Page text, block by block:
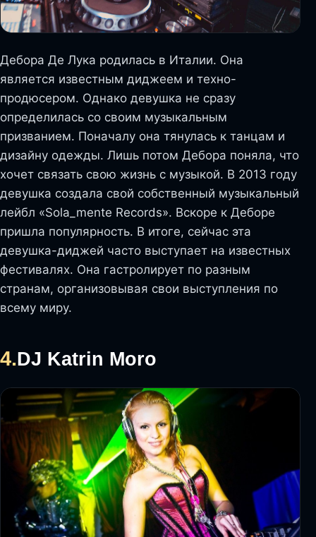
Дебора Де Лука родилась в Италии. Она
является известным диджеем и техно-
продюсером. Однако девушка не сразу
определилась со своим музыкальным
призванием. Поначалу она тянулась к танцам и
дизайну одежды. Лишь потом Дебора поняла, что
хочет связать свою жизнь с музыкой. В 2013 году
девушка создала свой собственный музыкальный
лейбл «Sola_mente Records». Вскоре к Деборе
пришла популярность. В итоге, сейчас эта
девушка-диджей часто выступает на известных
фестивалях. Она гастролирует по разным
странам, организовывая свои выступления по
всему миру.
4.DJ Katrin Moro